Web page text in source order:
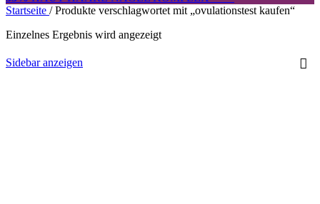
Startseite / Produkte verschlagwortet mit „ovulationstest kaufen“
Einzelnes Ergebnis wird angezeigt
Sidebar anzeigen